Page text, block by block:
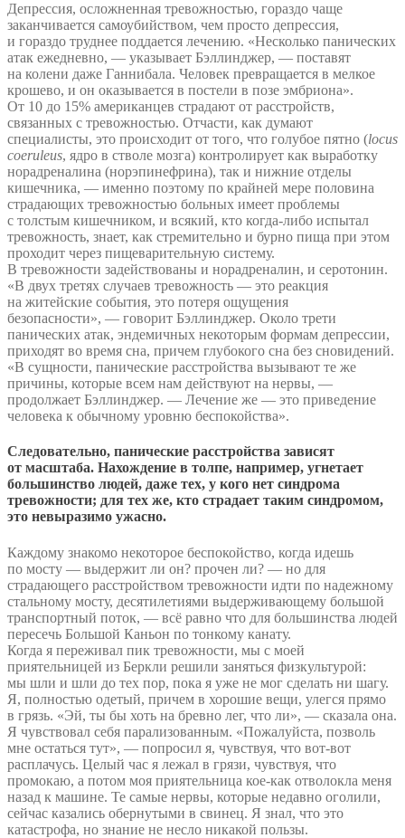
Депрессия, осложненная тревожностью, гораздо чаще
заканчивается самоубийством, чем просто депрессия,
и гораздо труднее поддается лечению. «Несколько панических
атак ежедневно, — указывает Бэллинджер, — поставят
на колени даже Ганнибала. Человек превращается в мелкое
крошево, и он оказывается в постели в позе эмбриона».
От 10 до 15% американцев страдают от расстройств,
связанных с тревожностью. Отчасти, как думают
специалисты, это происходит от того, что голубое пятно (locus
coeruleus, ядро в стволе мозга) контролирует как выработку
норадреналина (норэпинефрина), так и нижние отделы
кишечника, — именно поэтому по крайней мере половина
страдающих тревожностью больных имеет проблемы
с толстым кишечником, и всякий, кто когда-либо испытал
тревожность, знает, как стремительно и бурно пища при этом
проходит через пищеварительную систему.
В тревожности задействованы и норадреналин, и серотонин.
«В двух третях случаев тревожность — это реакция
на житейские события, это потеря ощущения
безопасности», — говорит Бэллинджер. Около трети
панических атак, эндемичных некоторым формам депрессии,
приходят во время сна, причем глубокого сна без сновидений.
«В сущности, панические расстройства вызывают те же
причины, которые всем нам действуют на нервы, —
продолжает Бэллинджер. — Лечение же — это приведение
человека к обычному уровню беспокойства».
Следовательно, панические расстройства зависят
от масштаба. Нахождение в толпе, например, угнетает
большинство людей, даже тех, у кого нет синдрома
тревожности; для тех же, кто страдает таким синдромом,
это невыразимо ужасно.
Каждому знакомо некоторое беспокойство, когда идешь
по мосту — выдержит ли он? прочен ли? — но для
страдающего расстройством тревожности идти по надежному
стальному мосту, десятилетиями выдерживающему большой
транспортный поток, — всё равно что для большинства людей
пересечь Большой Каньон по тонкому канату.
Когда я переживал пик тревожности, мы с моей
приятельницей из Беркли решили заняться физкультурой:
мы шли и шли до тех пор, пока я уже не мог сделать ни шагу.
Я, полностью одетый, причем в хорошие вещи, улегся прямо
в грязь. «Эй, ты бы хоть на бревно лег, что ли», — сказала она.
Я чувствовал себя парализованным. «Пожалуйста, позволь
мне остаться тут», — попросил я, чувствуя, что вот-вот
расплачусь. Целый час я лежал в грязи, чувствуя, что
промокаю, а потом моя приятельница кое-как отволокла меня
назад к машине. Те самые нервы, которые недавно оголили,
сейчас казались обернутыми в свинец. Я знал, что это
катастрофа, но знание не несло никакой пользы.